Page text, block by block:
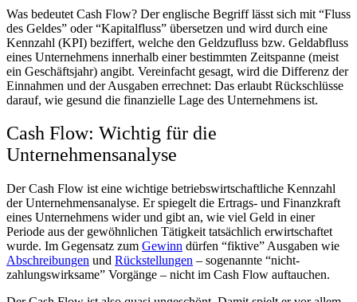
Was bedeutet Cash Flow? Der englische Begriff lässt sich mit “Fluss
des Geldes” oder “Kapitalfluss” übersetzen und wird durch eine
Kennzahl (KPI) beziffert, welche den Geldzufluss bzw. Geldabfluss
eines Unternehmens innerhalb einer bestimmten Zeitspanne (meist
ein Geschäftsjahr) angibt. Vereinfacht gesagt, wird die Differenz der
Einnahmen und der Ausgaben errechnet: Das erlaubt Rückschlüsse
darauf, wie gesund die finanzielle Lage des Unternehmens ist.
Cash Flow: Wichtig für die
Unternehmensanalyse
Der Cash Flow ist eine wichtige betriebswirtschaftliche Kennzahl
der Unternehmensanalyse. Er spiegelt die Ertrags- und Finanzkraft
eines Unternehmens wider und gibt an, wie viel Geld in einer
Periode aus der gewöhnlichen Tätigkeit tatsächlich erwirtschaftet
wurde. Im Gegensatz zum Gewinn dürfen “fiktive” Ausgaben wie
Abschreibungen und Rückstellungen – sogenannte “nicht-
zahlungswirksame” Vorgänge – nicht im Cash Flow auftauchen.